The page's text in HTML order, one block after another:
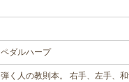
ダルハープ
く人の教則本。 右手、左手、